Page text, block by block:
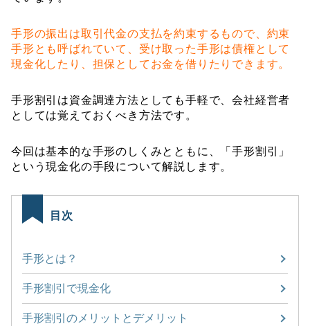
手形の振出は取引代金の支払を約束するもので、約束
手形とも呼ばれていて、受け取った手形は債権として
現金化したり、担保としてお金を借りたりできます。
手形割引は資金調達方法としても手軽で、会社経営者
としては覚えておくべき方法です。
今回は基本的な手形のしくみとともに、「手形割引」
という現金化の手段について解説します。
目次
手形とは？
手形割引で現金化
手形割引のメリットとデメリット